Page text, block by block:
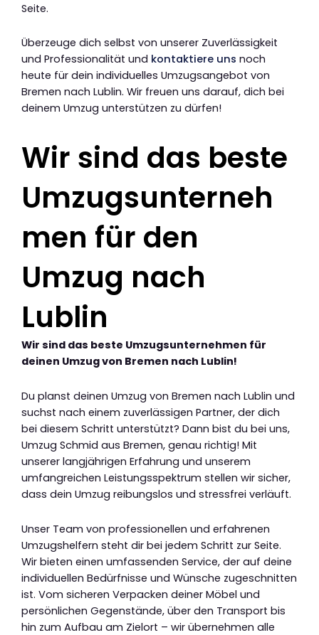
Seite.
Überzeuge dich selbst von unserer Zuverlässigkeit
und Professionalität und kontaktiere uns noch
heute für dein individuelles Umzugsangebot von
Bremen nach Lublin. Wir freuen uns darauf, dich bei
deinem Umzug unterstützen zu dürfen!
Wir sind das beste
Umzugsunterneh
men für den
Umzug nach
Lublin
Wir sind das beste Umzugsunternehmen für
deinen Umzug von Bremen nach Lublin!
Du planst deinen Umzug von Bremen nach Lublin und
suchst nach einem zuverlässigen Partner, der dich
bei diesem Schritt unterstützt? Dann bist du bei uns,
Umzug Schmid aus Bremen, genau richtig! Mit
unserer langjährigen Erfahrung und unserem
umfangreichen Leistungsspektrum stellen wir sicher,
dass dein Umzug reibungslos und stressfrei verläuft.
Unser Team von professionellen und erfahrenen
Umzugshelfern steht dir bei jedem Schritt zur Seite.
Wir bieten einen umfassenden Service, der auf deine
individuellen Bedürfnisse und Wünsche zugeschnitten
ist. Vom sicheren Verpacken deiner Möbel und
persönlichen Gegenstände, über den Transport bis
hin zum Aufbau am Zielort – wir übernehmen alle